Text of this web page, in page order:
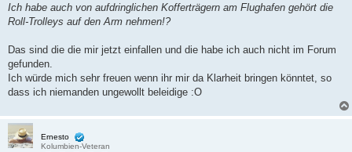
Ich habe auch von aufdringlichen Kofferträgern am Flughafen gehört die
Roll-Trolleys auf den Arm nehmen!?
Das sind die die mir jetzt einfallen und die habe ich auch nicht im Forum
gefunden.
Ich würde mich sehr freuen wenn ihr mir da Klarheit bringen könntet, so
dass ich niemanden ungewollt beleidige :O
Ernesto
Kolumbien-Veteran